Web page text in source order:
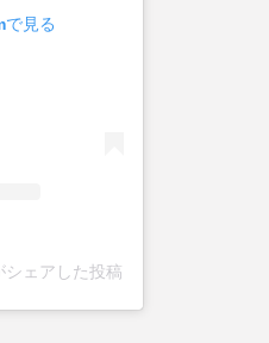
見る
ェアした投稿